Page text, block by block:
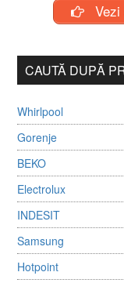
CAUTĂ DUPĂ
Whirlpool
Gorenje
BEKO
Electrolux
INDESIT
Samsung
Hotpoint